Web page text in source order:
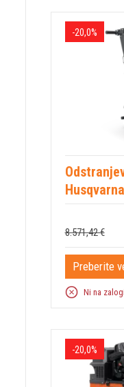
-20,0%
8.571,42 €
Preberite
Ni na zalogi
-20,0%